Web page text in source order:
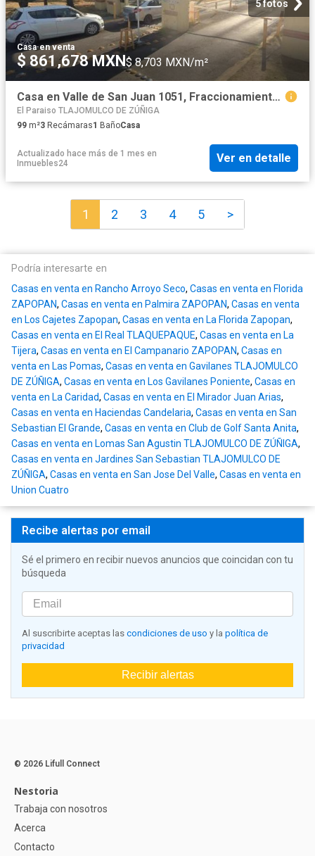
5 fotos
Casa·en venta
$ 861,678 MXN$ 8,703 MXN/m²
Casa en Valle de San Juan 1051, Fraccionamiento Real del Valle, Jal
El Paraiso TLAJOMULCO DE ZÚÑIGA
99 m²3 Recámaras1 BañoCasa
Actualizado hace más de 1 mes en
Inmuebles24
Ver en detalle
1 2 3 4 5 >
Podría interesarte en
Casas en venta en Rancho Arroyo Seco, Casas en venta en Florida
ZAPOPAN, Casas en venta en Palmira ZAPOPAN, Casas en venta
en Los Cajetes Zapopan, Casas en venta en La Florida Zapopan,
Casas en venta en El Real TLAQUEPAQUE, Casas en venta en La
Tijera, Casas en venta en El Campanario ZAPOPAN, Casas en
venta en Las Pomas, Casas en venta en Gavilanes TLAJOMULCO
DE ZÚÑIGA, Casas en venta en Los Gavilanes Poniente, Casas en
venta en La Caridad, Casas en venta en El Mirador Juan Arias,
Casas en venta en Haciendas Candelaria, Casas en venta en San
Sebastian El Grande, Casas en venta en Club de Golf Santa Anita,
Casas en venta en Lomas San Agustin TLAJOMULCO DE ZÚÑIGA,
Casas en venta en Jardines San Sebastian TLAJOMULCO DE
ZÚÑIGA, Casas en venta en San Jose Del Valle, Casas en venta en
Union Cuatro
Recibe alertas por email
Sé el primero en recibir nuevos anuncios que coincidan con tu
búsqueda
Al suscribirte aceptas las condiciones de uso y la política de
privacidad
Recibir alertas
© 2026 Lifull Connect
Nestoria
Trabaja con nosotros
Acerca
Contacto